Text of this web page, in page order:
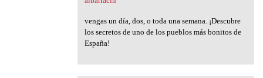
vengas un día, dos, o toda una semana. ¡Descubre
los secretos de uno de los pueblos más bonitos de
España!